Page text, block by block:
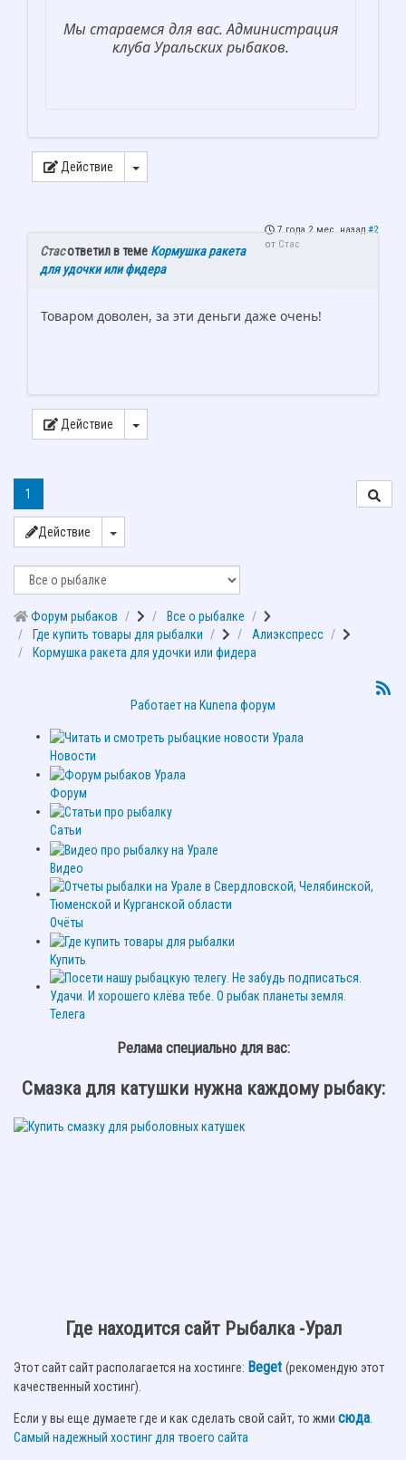
Мы стараемся для вас. Администрация
клуба Уральских рыбаков.
Действие
7 года 2 мес. назад #2
от Стас
Стасответил в теме Кормушка ракета
для удочки или фидера
Товаром доволен, за эти деньги даже очень!
Действие
1
Действие
Форум рыбаков
Все о рыбалке
Где купить товары для рыбалки
Алиэкспресс
Кормушка ракета для удочки или фидера
Работает на Kunena форум
Новости
Форум
Сатьи
Видео
Очёты
Купить
Телега
Релама специально для вас:
Смазка для катушки нужна каждому рыбаку:
Где находится сайт Рыбалка -Урал
Этот сайт сайт располагается на хостинге: Beget (рекомендую этот
качественный хостинг).
Если у вы еще думаете где и как сделать свой сайт, то жми сюда.
Самый надежный хостинг для твоего сайта